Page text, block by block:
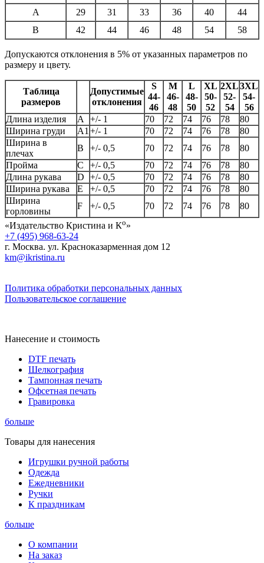
A 29 31 33 36 40
44
B
42 44 46 48 54 58
Допускаются отклонения в 5% от указанных параметров по
размеру и цвету.
Таблица
размеров
Допустимые
отклонения
S
44-
46
M
46-
48
L
48-
50
XL
50-
52
2XL
52-
54
3XL
54-
56
Длина изделия
А +/- 1 70 72 74 76 78
80
Ширина груди
А1 +/- 1 70 72 74 76 78
80
Ширина в
плечах
B +/- 0,5 70 72 74 76 78
80
Пройма
C +/- 0,5 70 72 74 76 78
80
Длина рукава
D +/- 0,5 70 72 74 76 78
80
Ширина рукава
E +/- 0,5 70 72 74 76 78
80
Ширина
горловины
F +/- 0,5 70 72 74 76 78
80
«Издательство Кристина и Ко»
+7 (495) 968-63-24
г. Москва. ул. Красноказарменная дом 12
km@ikristina.ru
Политика обработки персональных данных
Пользовательское соглашение
Нанесение и стоимость
DTF печать
Шелкография
Тампонная печать
Офсетная печать
Гравировка
больше
Товары для нанесения
Игрушки ручной работы
Одежда
Ежедневники
Ручки
К праздникам
больше
О компании
На заказ